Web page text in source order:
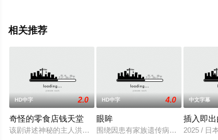
相关推荐
HD中字 2.0
奇怪的零食店钱天堂
该剧讲述神秘的主人洪子卖能够实现人们愿望的神秘零食，以及
HD中字 4.0
眼眸
围绕因患有家族遗传病而导致视力
中文字幕
插入即
2025 / 日